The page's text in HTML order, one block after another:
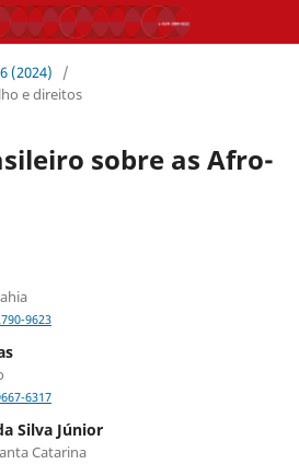
(2024)
/
e direitos
sobre as Afro-
9623
6317
Silva Júnior
Catarina